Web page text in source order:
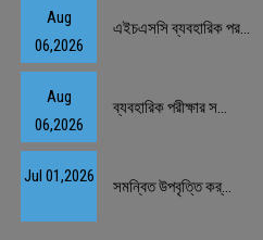
Aug
06,2026
এইচএসসি ব্যবহারিক পর...
Aug
06,2026
ব্যবহারিক পরীক্ষার স...
Jul 01,2026
সমন্বিত উপবৃত্তি কর্...